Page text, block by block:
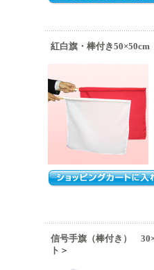
紅白旗・棒付き50×50cm
信号手旗（棒付き）
ト＞